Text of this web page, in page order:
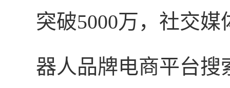
突破5000万，社交
器人品牌电商平台搜